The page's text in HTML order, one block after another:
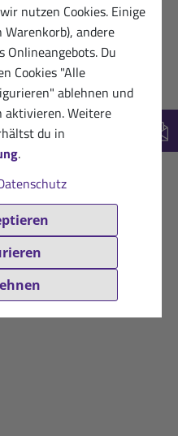
nutzen Cookies. Einige
andere
Onlineangebots. Du
Cookies "Alle
ablehnen und
aktivieren. Weitere
du in
.